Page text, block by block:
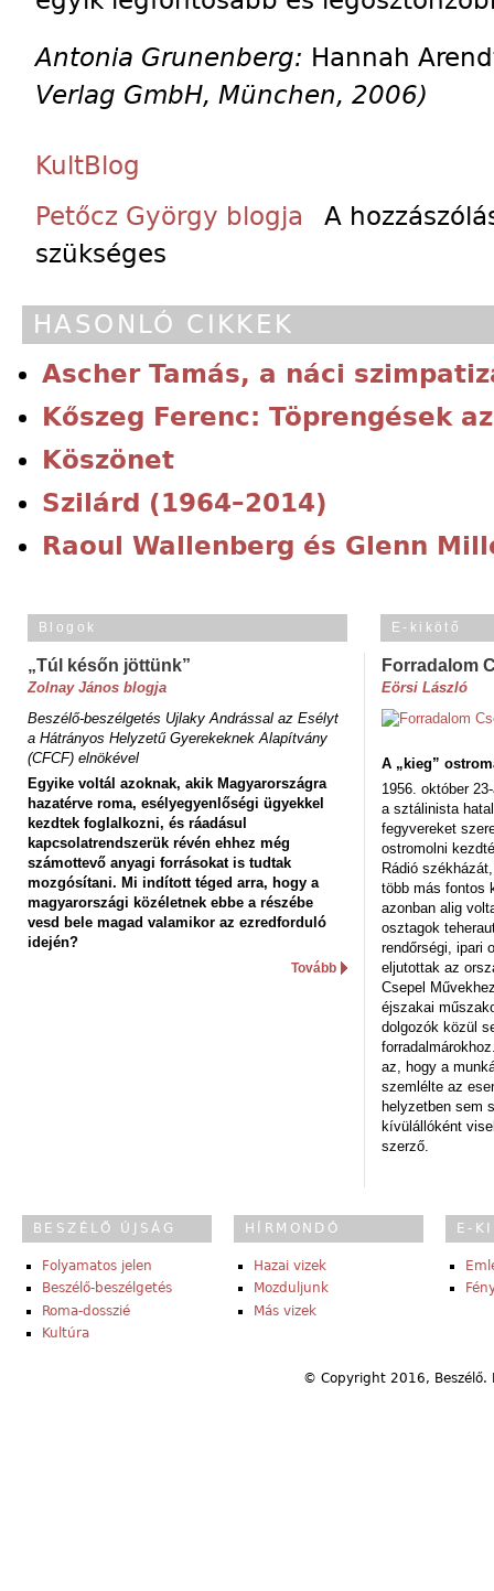
Antonia Grunenberg: Hannah
Verlag GmbH, München, 2006)
KultBlog
Petőcz György blogja
A
szükséges
HASONLÓ CIKKEK
Ascher Tamás, a náci
Kőszeg Ferenc: Töprengések
Köszönet
Szilárd (1964–2014)
Raoul Wallenberg és Glenn
Blogok
„Túl későn jöttünk”
Zolnay János blogja
Beszélő-beszélgetés Ujlaky Andrással az Esélyt
a Hátrányos Helyzetű Gyerekeknek Alapítvány
(CFCF) elnökével
Egyike voltál azoknak, akik Magyarországra
hazatérve roma, esélyegyenlőségi ügyekkel
kezdtek foglalkozni, és ráadásul
kapcsolatrendszerük révén ehhez még
számottevő anyagi forrásokat is tudtak
mozgósítani. Mi indított téged arra, hogy a
magyarországi közéletnek ebbe a részébe
vesd bele magad valamikor az ezredforduló
idején?
Tovább
E-kikötő
Forradalom
Eörsi László
A „kieg”
1956. október
a sztálinista
fegyvereket
ostromolni
Rádió
több más fontos
azonban alig
osztagok
rendőrségi, ipari
eljutottak az
Csepel
éjszakai
dolgozók közül
az, hogy a
szemlélte az
helyzetben sem
kívülállóként
szerző.
BESZÉLŐ ÚJSÁG
Folyamatos jelen
Beszélő-beszélgetés
Roma-dosszié
Kultúra
HÍRMONDÓ
Hazai vizek
Mozduljunk
Más vizek
E-
© Copyright 2016,